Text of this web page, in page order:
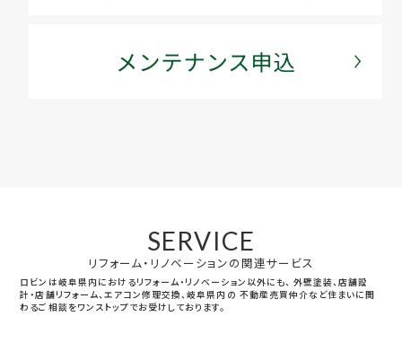
SERVICE
リフォーム・リノベーションの関連サービス
ロビンは岐阜県内におけるリフォーム・リノベーション以外にも、 外壁塗装、店舗設
計・店舗リフォーム、エアコン修理交換、岐阜県内の 不動産売買仲介など住まいに関
わるご相談をワンストップでお受けしております。